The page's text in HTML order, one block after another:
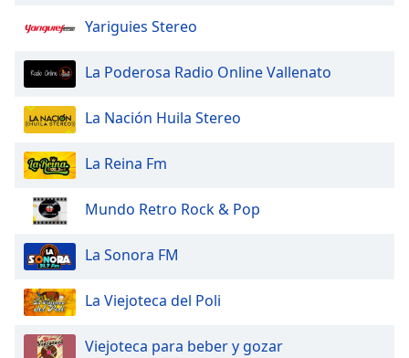
Yariguies Stereo
La Poderosa Radio Online Vallenato
La Nación Huila Stereo
La Reina Fm
Mundo Retro Rock & Pop
La Sonora FM
La Viejoteca del Poli
Viejoteca para beber y gozar